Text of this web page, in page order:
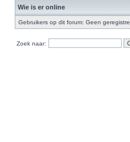
Wie is er online
Gebruikers op dit forum: Geen
Zoek naar: